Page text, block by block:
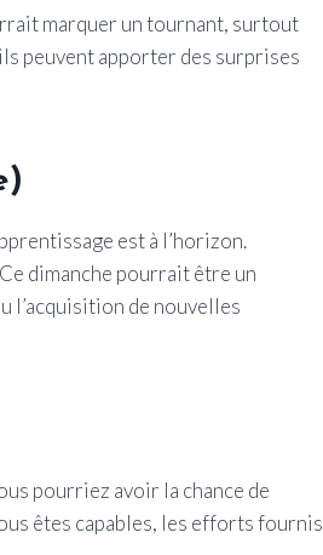
marquer un tournant, surtout
peuvent apporter des surprises
est à l’horizon.
dimanche pourrait être un
l’acquisition de nouvelles
pourriez avoir la chance de
êtes capables, les efforts fournis